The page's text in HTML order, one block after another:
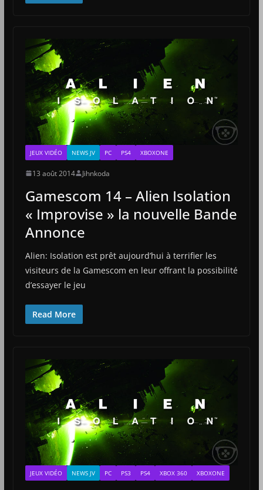
JEUX VIDÉO NEWS JV PC PS4 XBOXONE
13 août 2014 Jihnkoda
Gamescom 14 – Alien Isolation
« Improvise » la nouvelle Bande
Annonce
Alien: Isolation est prêt aujourd’hui à terrifier les
visiteurs de la Gamescom en leur offrant la possibilité
d’essayer le jeu
Read More
JEUX VIDÉO NEWS JV PC PS3 PS4 XBOX 360 XBOXONE